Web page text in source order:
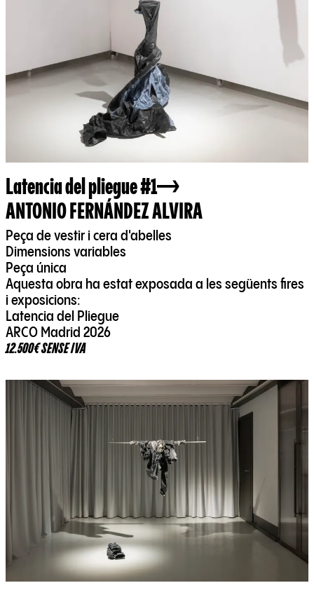
Latencia del pliegue #1
ANTONIO FERNÁNDEZ ALVIRA
Peça de vestir i cera d'abelles
Dimensions variables
Peça única
Aquesta obra ha estat exposada a les següents fires
i exposicions:
Latencia del Pliegue
ARCO Madrid 2026
12.500€ SENSE IVA